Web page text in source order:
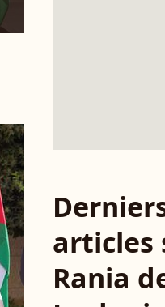
articles
Rania